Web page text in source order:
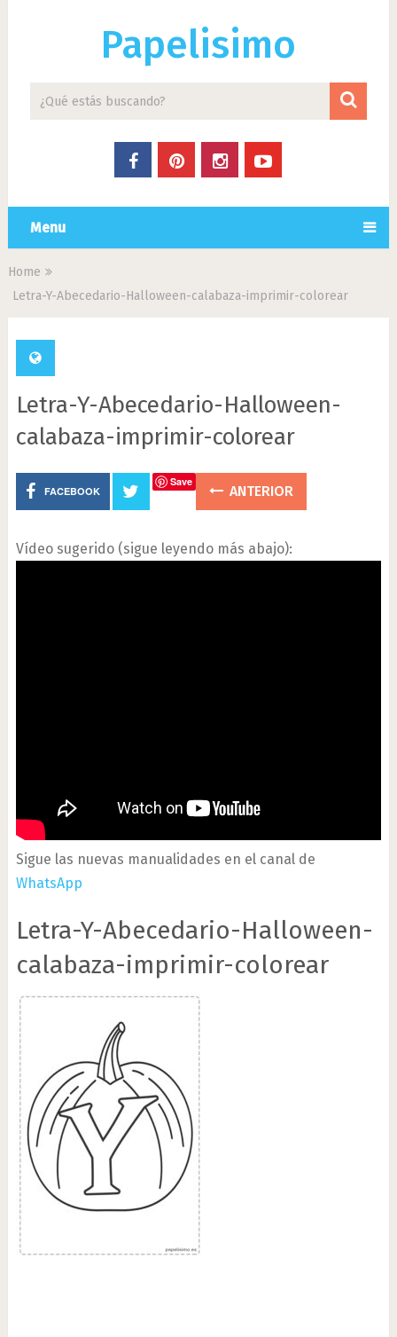
Papelisimo
Menu
Home
Letra-Y-Abecedario-Halloween-calabaza-imprimir-colorear
Letra-Y-Abecedario-Halloween-
calabaza-imprimir-colorear
FACEBOOK
Save
ANTERIOR
Vídeo sugerido (sigue leyendo más abajo):
Sigue las nuevas manualidades en el canal de
WhatsApp
Letra-Y-Abecedario-Halloween-
calabaza-imprimir-colorear